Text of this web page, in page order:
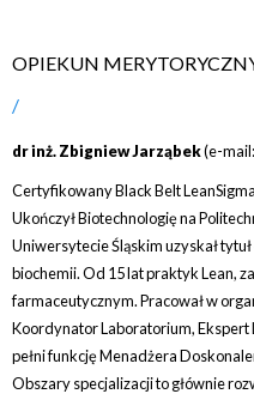
OPIEKUN
dr inż. Zbigniew Jarząbek(e-mail:
Certyfikowany Black Belt
Ukończył Biotechnologię na
Uniwersytecie Śląskim uzyskał
biochemii. Od 15 lat praktyk Lean,
farmaceutycznym. Pracował w
Koordynator Laboratorium, Ekspert
pełni funkcję Menadżera
Obszary specjalizacji to głównie